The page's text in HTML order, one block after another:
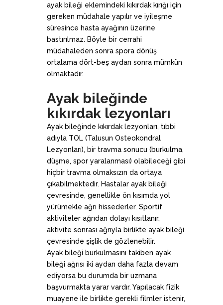
ayak bileği eklemindeki kıkırdak kırığı için
gereken müdahale yapılır ve iyileşme
süresince hasta ayağının üzerine
bastırılmaz. Böyle bir cerrahi
müdahaleden sonra spora dönüş
ortalama dört-beş aydan sonra mümkün
olmaktadır.
Ayak bileğinde
kıkırdak lezyonları
Ayak bileğinde kıkırdak lezyonları, tıbbi
adıyla TOL (Talusun Osteokondral
Lezyonları), bir travma sonucu (burkulma,
düşme, spor yaralanması) olabileceği gibi
hiçbir travma olmaksızın da ortaya
çıkabilmektedir. Hastalar ayak bileği
çevresinde, genellikle ön kısımda yol
yürümekle ağrı hissederler. Sportif
aktiviteler ağrıdan dolayı kısıtlanır,
aktivite sonrası ağrıyla birlikte ayak bileği
çevresinde şişlik de gözlenebilir.
Ayak bileği burkulmasını takiben ayak
bileği ağrısı iki aydan daha fazla devam
ediyorsa bu durumda bir uzmana
başvurmakta yarar vardır. Yapılacak fizik
muayene ile birlikte gerekli filmler istenir,